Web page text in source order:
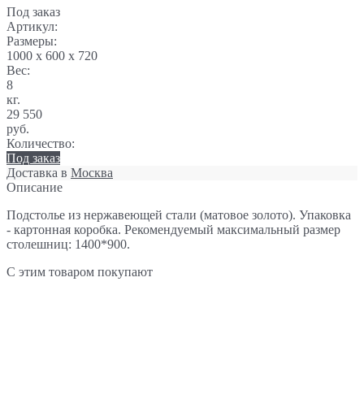
Под заказ
Артикул:
Размеры:
1000 x 600 x 720
Вес:
8
кг.
29 550
руб.
Количество:
Под заказ
Доставка в Москва
Описание
Подстолье из нержавеющей стали (матовое золото). Упаковка
- картонная коробка. Рекомендуемый максимальный размер
столешниц: 1400*900.
С этим товаром покупают